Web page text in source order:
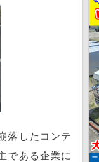
落したコンテ
である企業に